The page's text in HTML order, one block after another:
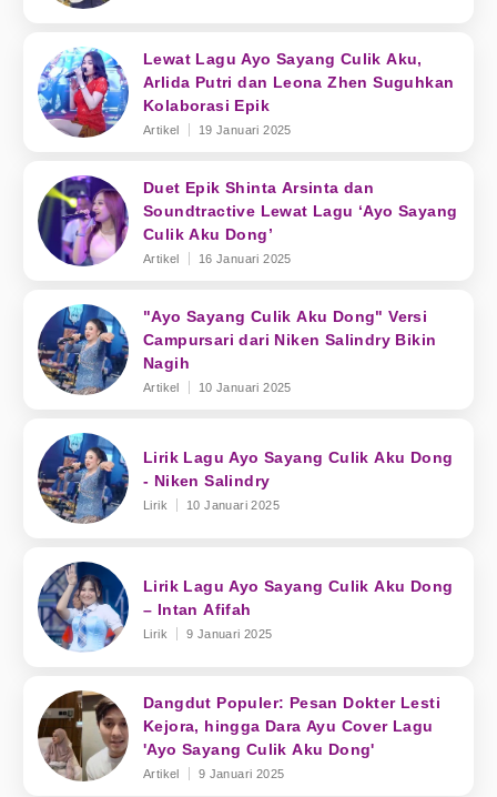
Lewat Lagu Ayo Sayang Culik Aku,
Arlida Putri dan Leona Zhen Suguhkan
Kolaborasi Epik
Artikel 19 Januari 2025
Duet Epik Shinta Arsinta dan
Soundtractive Lewat Lagu ‘Ayo Sayang
Culik Aku Dong’
Artikel 16 Januari 2025
"Ayo Sayang Culik Aku Dong" Versi
Campursari dari Niken Salindry Bikin
Nagih
Artikel 10 Januari 2025
Lirik Lagu Ayo Sayang Culik Aku Dong
- Niken Salindry
Lirik 10 Januari 2025
Lirik Lagu Ayo Sayang Culik Aku Dong
– Intan Afifah
Lirik 9 Januari 2025
Dangdut Populer: Pesan Dokter Lesti
Kejora, hingga Dara Ayu Cover Lagu
'Ayo Sayang Culik Aku Dong'
Artikel 9 Januari 2025